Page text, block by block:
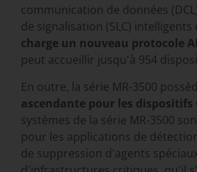
communication de données
de signalisation (SLC) intelligents
charge un nouveau protocole
peut accueillir jusqu'à 954
En outre, la série MR-3500
ascendante pour les dispositifs
systèmes de la série MR-3500
pour les applications de
de suppression d'agents